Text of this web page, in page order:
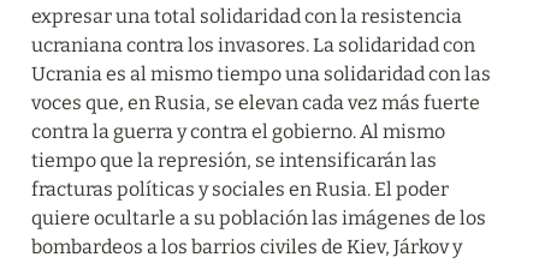
expresar una total solidaridad con la resistencia
ucraniana contra los invasores. La solidaridad con
Ucrania es al mismo tiempo una solidaridad con las
voces que, en Rusia, se elevan cada vez más fuerte
contra la guerra y contra el gobierno. Al mismo
tiempo que la represión, se intensificarán las
fracturas políticas y sociales en Rusia. El poder
quiere ocultarle a su población las imágenes de los
bombardeos a los barrios civiles de Kiev, Járkov y